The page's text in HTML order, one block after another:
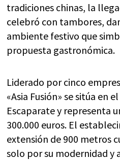
tradiciones chinas, la
celebró con tambores,
ambiente festivo que
propuesta gastronómica.
Liderado por cinco
«Asia Fusión» se sitúa en
Escaparate y representa
300.000 euros. El
extensión de 900 metros
solo por su modernidad